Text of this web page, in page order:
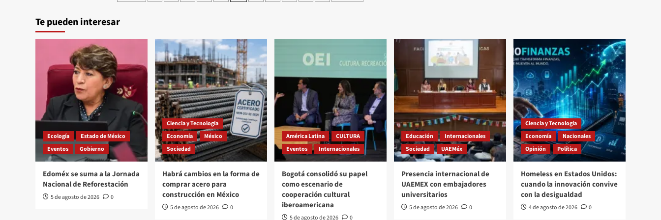
en
Instalación
primera
reunión
Parlamento
Abierto
LX
Legislatura
Mexiquense.
entradas
Te pueden interesar
Ecología
Estado de México
Eventos
Gobierno
Edoméx se suma a la Jornada
Nacional de Reforestación
5 de agosto de 2026 0
Ciencia y Tecnología
Economía
México
Sociedad
Habrá cambios en la forma de
comprar acero para
construcción en México
5 de agosto de 2026 0
América Latina
CULTURA
Eventos
Internacionales
Bogotá consolidó su papel
como escenario de
cooperación cultural
iberoamericana
5 de agosto de 2026 0
Educación
Internacionales
Sociedad
UAEMéx
Presencia internacional de
UAEMEX con embajadores
universitarios
5 de agosto de 2026 0
Ciencia y Tecnología
Economía
Nacionales
Opinión
Política
Homeless en Estados Unidos:
cuando la innovación convive
con la desigualdad
4 de agosto de 2026 0